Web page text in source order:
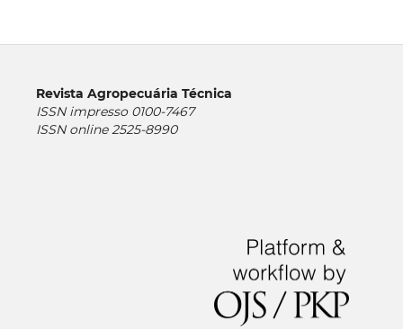
Revista Agropecuária Técnica
ISSN impresso 0100-7467
ISSN online 2525-8990